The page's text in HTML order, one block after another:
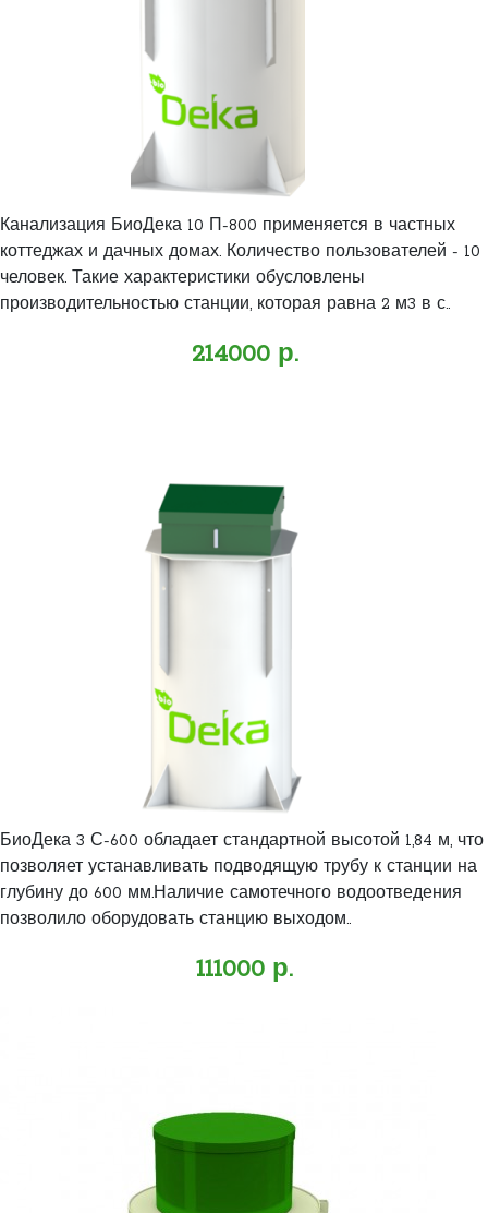
Канализация БиоДека 10 П-800 применяется в частных
коттеджах и дачных домах. Количество пользователей - 10
человек. Такие характеристики обусловлены
производительностью станции, которая равна 2 м3 в с..
214000 р.
БиоДека 3 С-600 обладает стандартной высотой 1,84 м, что
позволяет устанавливать подводящую трубу к станции на
глубину до 600 мм.Наличие самотечного водоотведения
позволило оборудовать станцию выходом..
111000 р.